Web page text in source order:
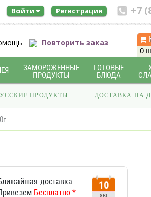
+7
Войти Регистрация
Повторить заказ
0
ЗАМОРОЖЕННЫЕ
ПРОДУКТЫ
ГОТОВЫЕ
БЛЮДА
ПРОДУКТЫ ДОСТАВКА НА
доставка
Бесплатно*
10
авг